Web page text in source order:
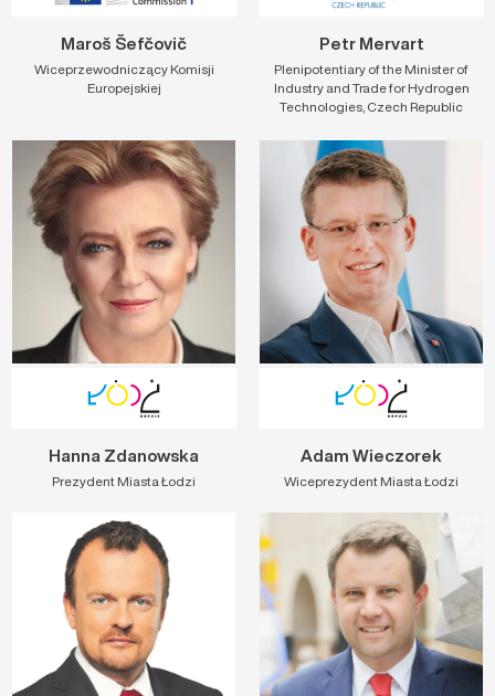
Maroš Šefčovič
Wiceprzewodniczący Komisji
Europejskiej
Petr Mervart
Plenipotentiary of the Minister of
Industry and Trade for Hydrogen
Technologies, Czech Republic
Hanna Zdanowska
Prezydent Miasta Łodzi
Adam Wieczorek
Wiceprezydent Miasta Łodzi